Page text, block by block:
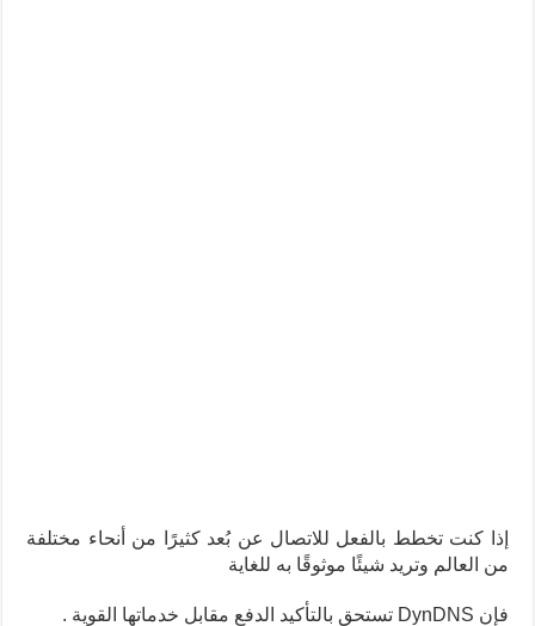
إذا كنت تخطط بالفعل للاتصال عن بُعد كثيرًا من أنحاء مختلفة
من العالم وتريد شيئًا موثوقًا به للغاية
فإن DynDNS تستحق بالتأكيد الدفع مقابل خدماتها القوية .